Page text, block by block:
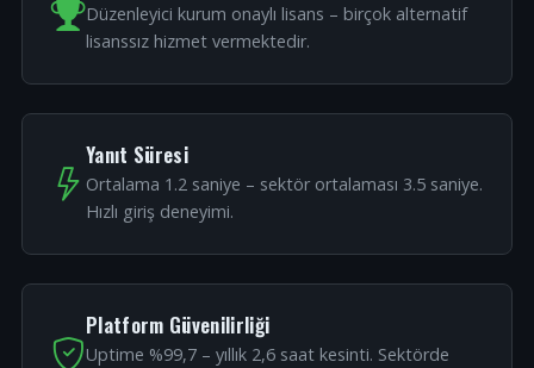
Düzenleyici kurum onaylı lisans – birçok alternatif
lisanssız hizmet vermektedir.
Yanıt Süresi
Ortalama 1.2 saniye – sektör ortalaması 3.5 saniye.
Hızlı giriş deneyimi.
Platform Güvenilirliği
Uptime %99,7 – yıllık 2,6 saat kesinti. Sektörde